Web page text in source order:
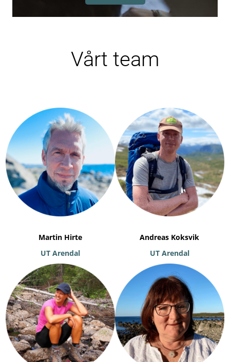
Vårt team
Martin Hirte
UT Arendal
Andreas Koksvik
UT Arendal